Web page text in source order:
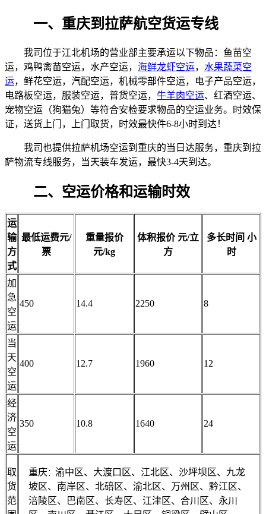
一、重庆到拉萨航空货运专线
我司位于江北机场的营业部主要承运以下物品：鱼苗空
运，鸡鸭禽苗空运，水产空运， 海鲜龙虾空运， 水果蔬菜空
运，鲜花空运，汽配空运，机械零部件空运，电子产品空运，
电路板空运，服装空运，普货空运， 牛羊肉空运、红酒空运、
宠物空运（狗猫兔）等符合安检要求物品的空运业务。时效保
证，送货上门，上门取货，时效最快件6-8小时到达！
我司也提供拉萨机场空运到重庆的当日达服务，重庆到拉
萨物流专线服务，当天装车发运，最快3-4天到达。
二、空运价格和运输时效
运
输
方
式
最低运费元/
票
重量报价
元/kg
体积报价 元/立
方
多长时间 小
时
加
急
空
运
450 14.4 2250 8
当
天
空
运
400 12.7 1960 12
经
济
空
运
350 10.8 1640 24
取
货
范
重庆： 渝中区、大渡口区、江北区、沙坪坝区、九龙
坡区、南岸区、北碚区、渝北区、万州区、黔江区、
涪陵区、巴南区、长寿区、江津区、合川区、永川